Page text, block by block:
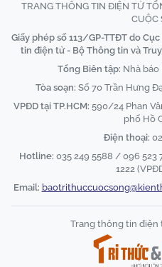
TRANG THÔNG TIN ĐIỆN TỬ
CUỘC
Giấy phép số 113/GP-TTĐT do
tin điện tử - Bộ Thông tin và
Tổng Biên tập: Nhà
Tòa soạn: Số 70 Trần Hưng
VPĐD tại TP.HCM: 590/24 Phan
phố Hồ
Điện thoại:
Hotline: 035 249 5588 / 096 523
1222
Email:
Trang thông tin điện